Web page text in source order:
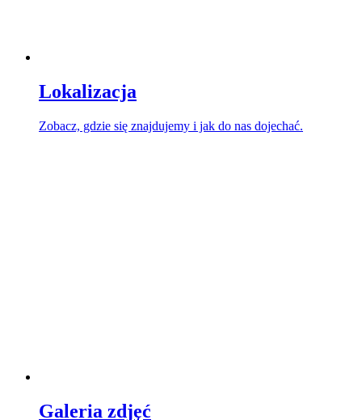
Lokalizacja
Zobacz, gdzie się znajdujemy i jak do nas dojechać.
Galeria zdjęć